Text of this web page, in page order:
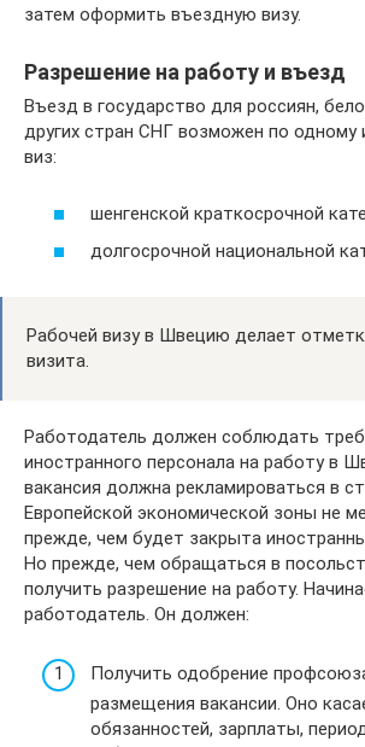
затем оформить въездную визу.
Разрешение на работу и въезд
Въезд в государство для россиян,
других стран СНГ возможен по одному
виз:
шенгенской краткосрочной
долгосрочной национальной
Рабочей визу в Швецию делает
визита.
Работодатель должен соблюдать
иностранного персонала на работу в
вакансия должна рекламироваться в
Европейской экономической зоны не
прежде, чем будет закрыта
Но прежде, чем обращаться в
получить разрешение на работу.
работодатель. Он должен:
Получить одобрение
размещения вакансии. Оно
обязанностей, зарплаты,